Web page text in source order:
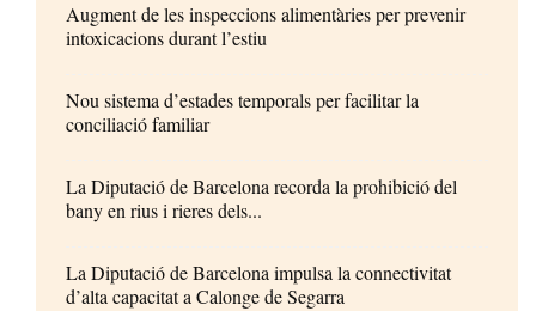
Augment de les inspeccions alimentàries per prevenir
intoxicacions durant l’estiu
Nou sistema d’estades temporals per facilitar la
conciliació familiar
La Diputació de Barcelona recorda la prohibició del
bany en rius i rieres dels...
La Diputació de Barcelona impulsa la connectivitat
d’alta capacitat a Calonge de Segarra